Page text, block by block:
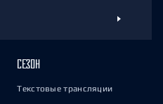
СЕЗОН
Текстовые трансляции